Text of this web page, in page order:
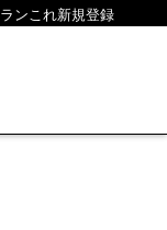
ランこれ新規登録